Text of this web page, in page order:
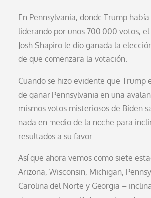
En Pennsylvania, donde Trump
liderando por unos 700.000 votos, el
Josh Shapiro le dio ganada la
de que comenzara la votación.
Cuando se hizo evidente que Trump
de ganar Pennsylvania en una
mismos votos misteriosos de Biden
nada en medio de la noche para
resultados a su favor.
Así que ahora vemos como siete
Arizona, Wisconsin, Michigan,
Carolina del Norte y Georgia –